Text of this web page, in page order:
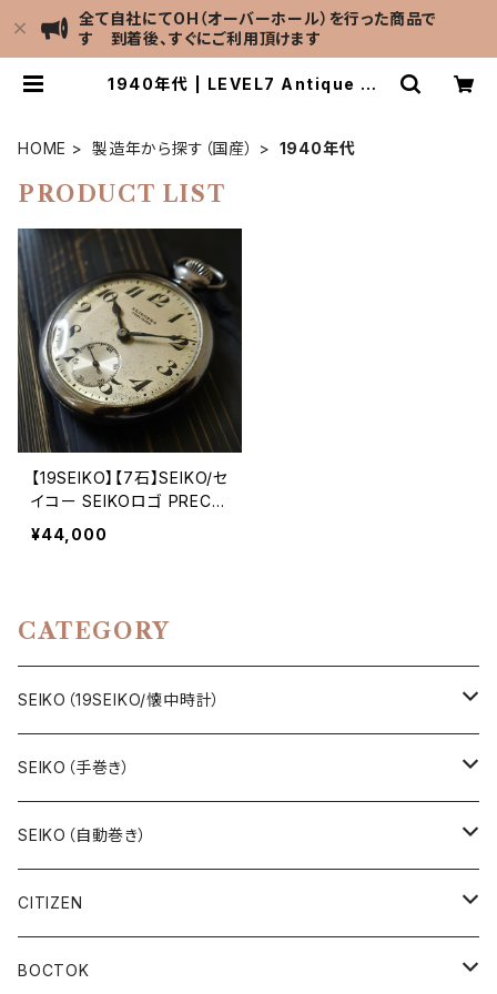
全て自社にてOH（オーバーホール）を行った商品で
す 到着後、すぐにご利用頂けます
1940年代 | LEVEL7 Antique Wa
HOME 製造年から探す（国産） 1940年代
PRODUCT LIST
【19SEIKO】【7石】SEIKO/セ
イコー SEIKOロゴ PRECIS
ION/プレシジョン 鉄道時
計/懐中時計 機械式 手巻き
作確認済み クリーニング/
ケース磨き/風防磨き済み
アンティークウォッチ【seik
¥44,000
CATEGORY
SEIKO（19SEIKO/懐中時計）
19SEIKO（7石）
19SEIKO（15石）
19SEIKO（21石）
その他の懐中時計
SEIKO（手巻き）
キングセイコー（KINGSEIKO）
クラウン（CROWN）
クロノス（CRONOS）
SEIKO（自動巻き）
5アクタス（5ACTUS）
5”スポーツ”（5”SPORTS”）
CITIZEN
手巻き腕時計
BOCTOK